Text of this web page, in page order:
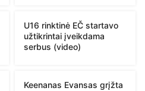
U16 rinktinė EČ startavo
užtikrintai įveikdama
serbus (video)
Keenanas Evansas grįžta